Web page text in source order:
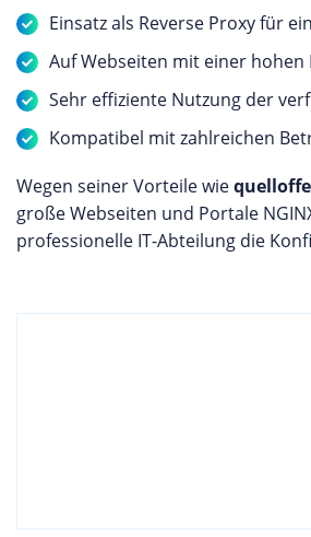
Einsatz als Reverse Proxy für
Auf Webseiten mit einer
Sehr effiziente Nutzung der
Kompatibel mit zahlreichen
Wegen seiner Vorteile wie
große Webseiten und Portale
professionelle IT-Abteilung die